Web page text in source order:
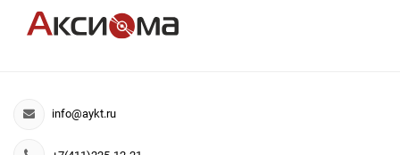
info@aykt.ru